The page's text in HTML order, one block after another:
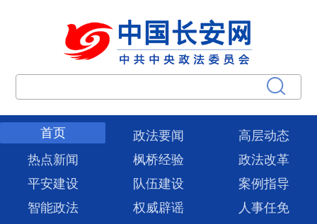
首页 政法要闻
高层动态
热点新闻
枫桥经验
政法改革
平安建设
队伍建设
案例指导
智能政法
权威辟谣
人事任免